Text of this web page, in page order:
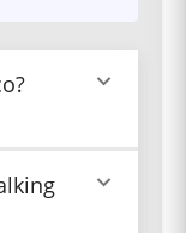
c.p.,
in